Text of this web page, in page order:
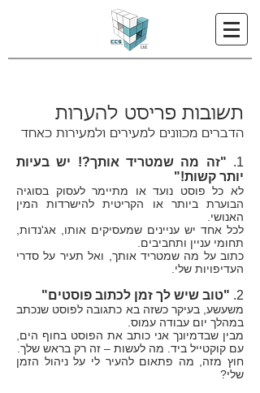
תשובות פריסט להערות
הדברים מכוונים למעירים ולמעירות כאחד
1.
"זה מה שמטריד אותך?! יש בעיות
יותר קשות!"
לא כל פוסט נועד או מתיימר לעסוק בסוגיה
הבוערת ביותר או הקריטית להישרדות המין
האנושי.
לכל אחד יש עניינים שמעסיקים אותו, אג'נדות,
תחומי עניין ותחביבים.
כתוב על מה שמטריד אותך, ואל תעיר על סדרי
העדיפויות שלי.
2. "טוב שיש לך זמן לכתוב פוסטים"
משעשע, בעיקר כשזה בא כתגובה לפוסט שנכתב
במהלך יום עבודה עמוס.
מבין שבדמיונך אני כותב את הפוסט בחוף הים,
עם קוקטייל ביד. מה לעשות – זה רק בראש שלך.
חוץ מזה, מה פתאום להעיר לי על ניהול הזמן
שלי?